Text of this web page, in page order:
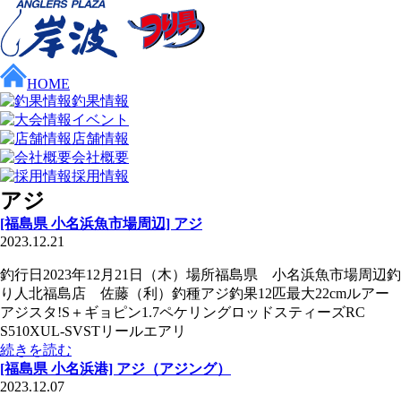
HOME
釣果情報
イベント
店舗情報
会社概要
採用情報
アジ
[福島県 小名浜魚市場周辺] アジ
2023.12.21
釣行日2023年12月21日（木）場所福島県 小名浜魚市場周辺釣
り人北福島店 佐藤（利）釣種アジ釣果12匹最大22cmルアー
アジスタ!S＋ギョピン1.7ペケリングロッドスティーズRC
S510XUL-SVSTリールエアリ
続きを読む
[福島県 小名浜港] アジ（アジング）
2023.12.07